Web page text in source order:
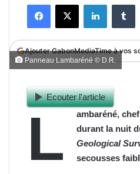
courriel
FacebookX Linkedin
Ajouter GabonMediaTime à vos
Panneau Lambaréné © D.R.
Ecouter l'article
L
ambaréné,
durant la nuit
Geological
secousses